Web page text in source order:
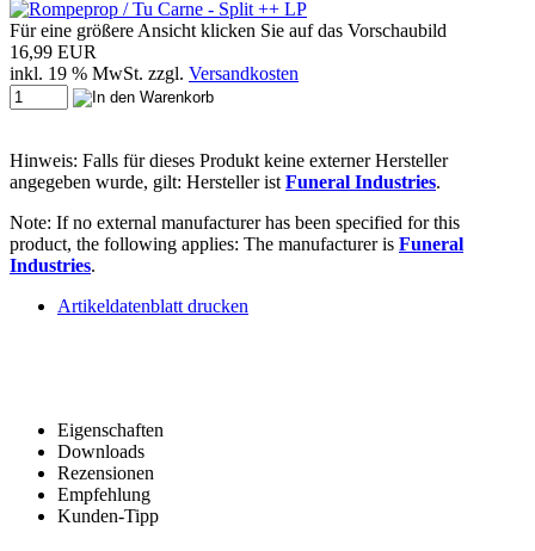
Für eine größere Ansicht klicken Sie auf das Vorschaubild
16,99 EUR
inkl. 19 % MwSt. zzgl. Versandkosten
Hinweis: Falls für dieses Produkt keine externer Hersteller
angegeben wurde, gilt: Hersteller ist Funeral Industries.
Note: If no external manufacturer has been specified for this
product, the following applies: The manufacturer is Funeral
Industries.
Artikeldatenblatt drucken
Eigenschaften
Downloads
Rezensionen
Empfehlung
Kunden-Tipp